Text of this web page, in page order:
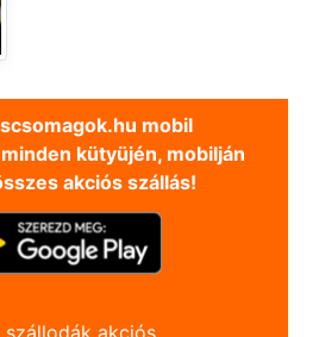
mobil
kütyüjén, mobilján
akciós szállás!
akciós